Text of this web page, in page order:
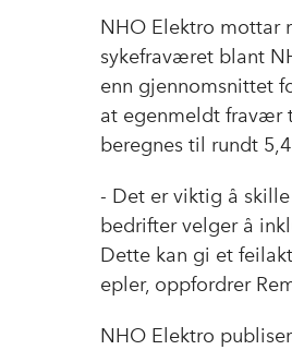
NHO Elektro mottar
sykefraværet blant
enn gjennomsnittet
at egenmeldt fravær
beregnes til rundt
- Det er viktig å
bedrifter velger å
Dette kan gi et
epler, oppfordrer
NHO Elektro